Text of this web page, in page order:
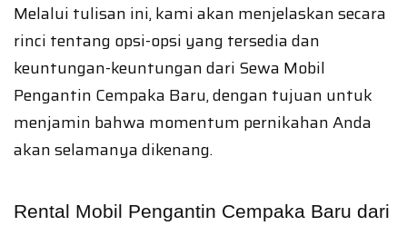
Melalui tulisan ini, kami akan menjelaskan secara
rinci tentang opsi-opsi yang tersedia dan
keuntungan-keuntungan dari Sewa Mobil
Pengantin Cempaka Baru, dengan tujuan untuk
menjamin bahwa momentum pernikahan Anda
akan selamanya dikenang.
Rental Mobil Pengantin Cempaka Baru dari